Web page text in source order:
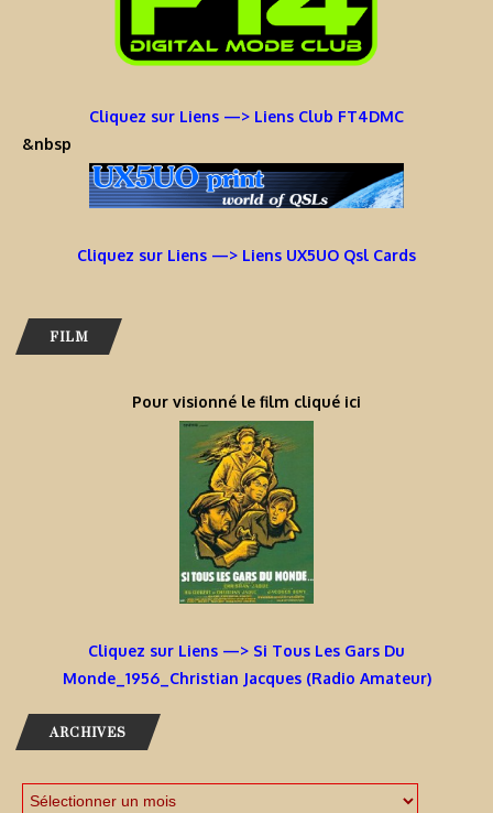
Cliquez sur Liens —> Liens Club FT4DMC
&nbsp
Cliquez sur Liens —> Liens UX5UO Qsl Cards
FILM
Pour visionné le film cliqué ici
Cliquez sur Liens —> Si Tous Les Gars Du
Monde_1956_Christian Jacques (Radio Amateur)
ARCHIVES